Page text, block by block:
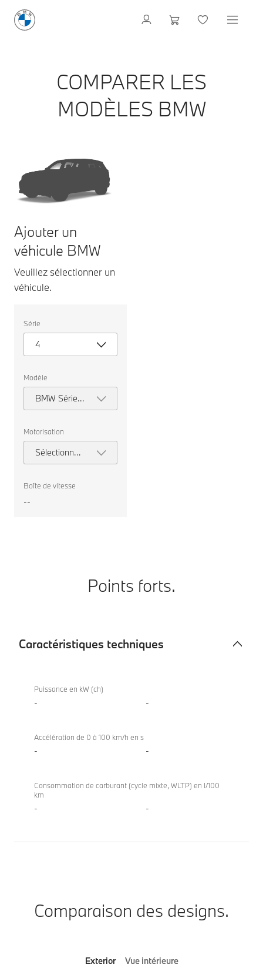
COMPARER LES
MODÈLES BMW
Ajouter un
véhicule BMW
Veuillez sélectionner un
véhicule.
sélectionner
un
véhicule.
Série
4
Modèle
BMW Série 4
Cabrio
Motorisation
Sélectionner
la
Boîte de vitesse
--
Points forts.
Caractéristiques techniques
techniques
Puissance en kW (ch)
- -
Accélération de 0 à 100 km/h en s
- -
Consommation de carburant (cycle mixte, WLTP) en l/100
km
- -
Comparaison des designs.
Exterior Vue intérieure